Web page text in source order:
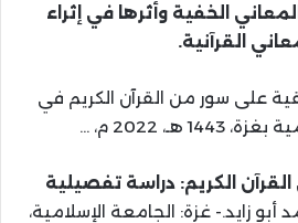
الخفية وأثرها في إثراء
القرآنية.
على سور من القرآن الكريم في
هـ، 2022 م، …
الكريم: دراسة تفصيلية
أبو زايد.- غزة: الجامعة الإسلامية،